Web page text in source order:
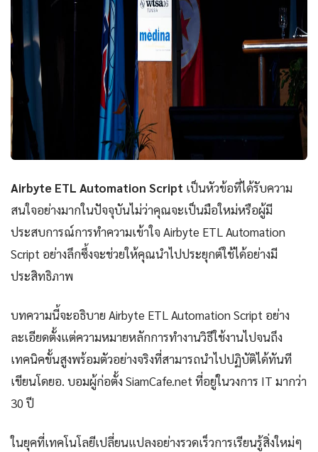
Airbyte ETL Automation Script เป็นหัวข้อที่ได้รับความ
สนใจอย่างมากในปัจจุบันไม่ว่าคุณจะเป็นมือใหม่หรือผู้มี
ประสบการณ์การทำความเข้าใจ Airbyte ETL Automation
Script อย่างลึกซึ้งจะช่วยให้คุณนำไปประยุกต์ใช้ได้อย่างมี
ประสิทธิภาพ
บทความนี้จะอธิบาย Airbyte ETL Automation Script อย่าง
ละเอียดตั้งแต่ความหมายหลักการทำงานวิธีใช้งานไปจนถึง
เทคนิคขั้นสูงพร้อมตัวอย่างจริงที่สามารถนำไปปฏิบัติได้ทันที
เขียนโดยอ. บอมผู้ก่อตั้ง SiamCafe.net ที่อยู่ในวงการ IT มากว่า
30 ปี
ในยุคที่เทคโนโลยีเปลี่ยนแปลงอย่างรวดเร็วการเรียนรู้สิ่งใหม่ๆ